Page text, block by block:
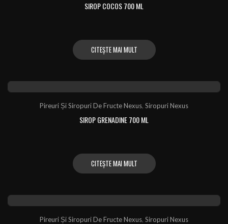
SIROP COCOS 700 ML
CITEȘTE MAI MULT
Pireuri Și Siropuri De Fructe Nexus, Siropuri Nexus
SIROP GRENADINE 700 ML
CITEȘTE MAI MULT
Pireuri Și Siropuri De Fructe Nexus, Siropuri Nexus